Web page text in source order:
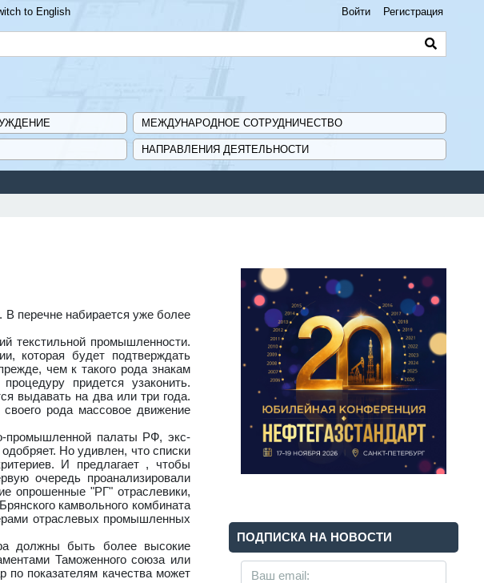
to English Войти Регистрация
МЕЖДУНАРОДНОЕ СОТРУДНИЧЕСТВО
НАПРАВЛЕНИЯ ДЕЯТЕЛЬНОСТИ
В перечне набирается уже более
текстильной промышленности.
которая будет подтверждать
чем к такого рода знакам
придется узаконить.
выдавать на два или три года.
рода массовое движение
промышленной палаты РФ, экс-
Но удивлен, что списки
И предлагает , чтобы
очередь проанализировали
опрошенные "РГ" отраслевики,
камвольного комбината
отраслевых промышленных
должны быть более высокие
Таможенного союза или
по показателям качества может
ПОДПИСКА НА НОВОСТИ